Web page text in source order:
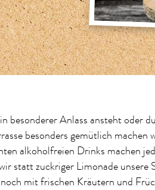
besonderer Anlass ansteht oder
besonders gemütlich
alkoholfreien Drinks machen
statt zuckriger Limonade
mit frischen Kräutern und